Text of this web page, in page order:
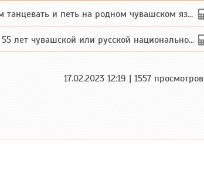
и петь на родном чувашском языке
чувашской или русской национальности дл...
17.02.2023 12:19 | 1557 просмотров